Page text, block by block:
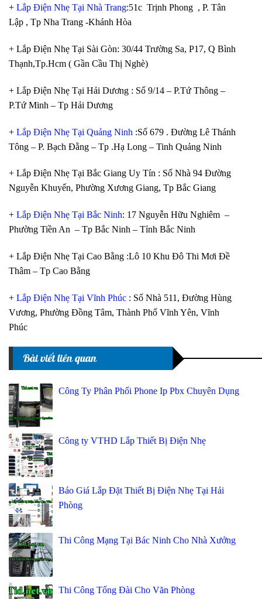
+ Lắp Điện Nhẹ Tại Nhà Trang:51c Trịnh Phong , P. Tân
Lập , Tp Nha Trang -Khánh Hòa
+ Lắp Điện Nhẹ Tại Sài Gòn: 30/44 Trường Sa, P17, Q Bình
Thạnh,Tp.Hcm ( Gần Cầu Thị Nghè)
+ Lắp Điện Nhẹ Tại Hải Dương : Số 9/14 – P.Tứ Thông –
P.Tứ Minh – Tp Hải Dương
+ Lắp Điện Nhẹ Tại Quảng Ninh :Số 679 . Đường Lê Thánh
Tông – P. Bạch Đằng – Tp .Hạ Long – Tinh Quảng Ninh
+ Lắp Điện Nhẹ Tại Bắc Giang Uy Tín : Số Nhà 94 Đường
Nguyễn Khuyến, Phường Xương Giang, Tp Bắc Giang
+ Lắp Điện Nhẹ Tại Bắc Ninh: 17 Nguyễn Hữu Nghiêm –
Phường Tiền An – Tp Bắc Ninh – Tỉnh Bắc Ninh
+ Lắp Điện Nhẹ Tại Cao Bằng :Lô 10 Khu Đô Thi Mơi Đề
Thâm – Tp Cao Bằng
+ Lắp Điện Nhẹ Tại Vĩnh Phúc : Số Nhà 511, Đường Hùng
Vương, Phường Đồng Tâm, Thành Phố Vĩnh Yên, Vĩnh
Phúc
Bài viết liên quan
Công Ty Phân Phối Phone Ip Pbx Chuyên Dụng
Công ty VTHD Lắp Thiết Bị Điện Nhẹ
Báo Giá Lắp Đặt Thiết Bị Điện Nhẹ Tại Hải
Phòng
Thi Công Mạng Tại Bác Ninh Cho Nhà Xưởng
Thi Công Tổng Đài Cho Văn Phòng